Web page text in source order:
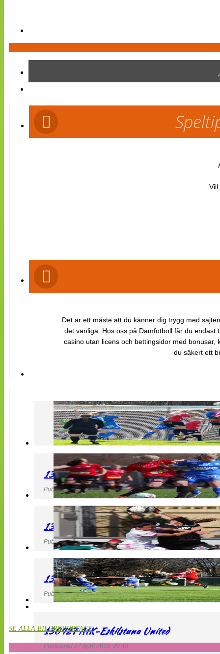
Vill
Det är ett måste att du känner dig trygg med
det vanliga. Hos oss på Damfotboll får du
casino utan licens och bettingsidor med
du säkert ett
130427 LB 07 – QBIK
Publicerad 27 April 2013, 22:40
130427 IF Limhamn Bunkeflo – QBIK
Publicerad 27 April 2013, 21:10
130427 LdB FC Malmö – Mallbackens IF
Publicerad 27 April 2013, 20:54
130427 AIK-Eskilstuna United
Publicerad 27 April 2013, 20:48
SE ALLA BILDREPORTAGE